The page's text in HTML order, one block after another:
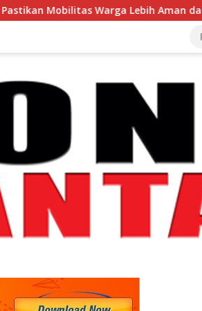
Warga Lebih Aman dan Nyaman